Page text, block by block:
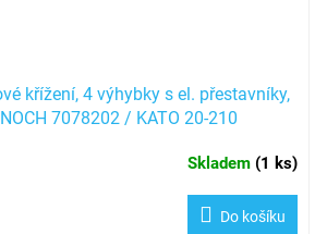
křížení, 4 výhybky s el. přestavníky,
7078202 / KATO 20-210
Skladem (1 ks)
Do košíku